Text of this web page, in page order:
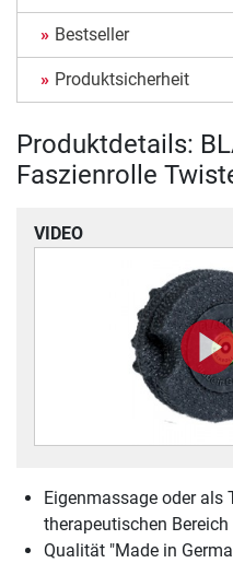
Bestseller
Produktsicherheit
Produktdetails:
Faszienrolle
VIDEO
Eigenmassage oder als
therapeutischen Bereich
Qualität "Made in